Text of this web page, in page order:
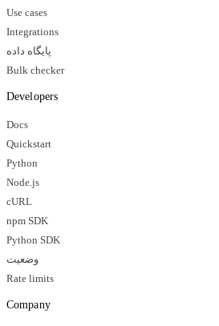
Use cases
Integrations
پایگاه داده
Bulk checker
Developers
Docs
Quickstart
Python
Node.js
cURL
npm SDK
Python SDK
وضعیت
Rate limits
Company